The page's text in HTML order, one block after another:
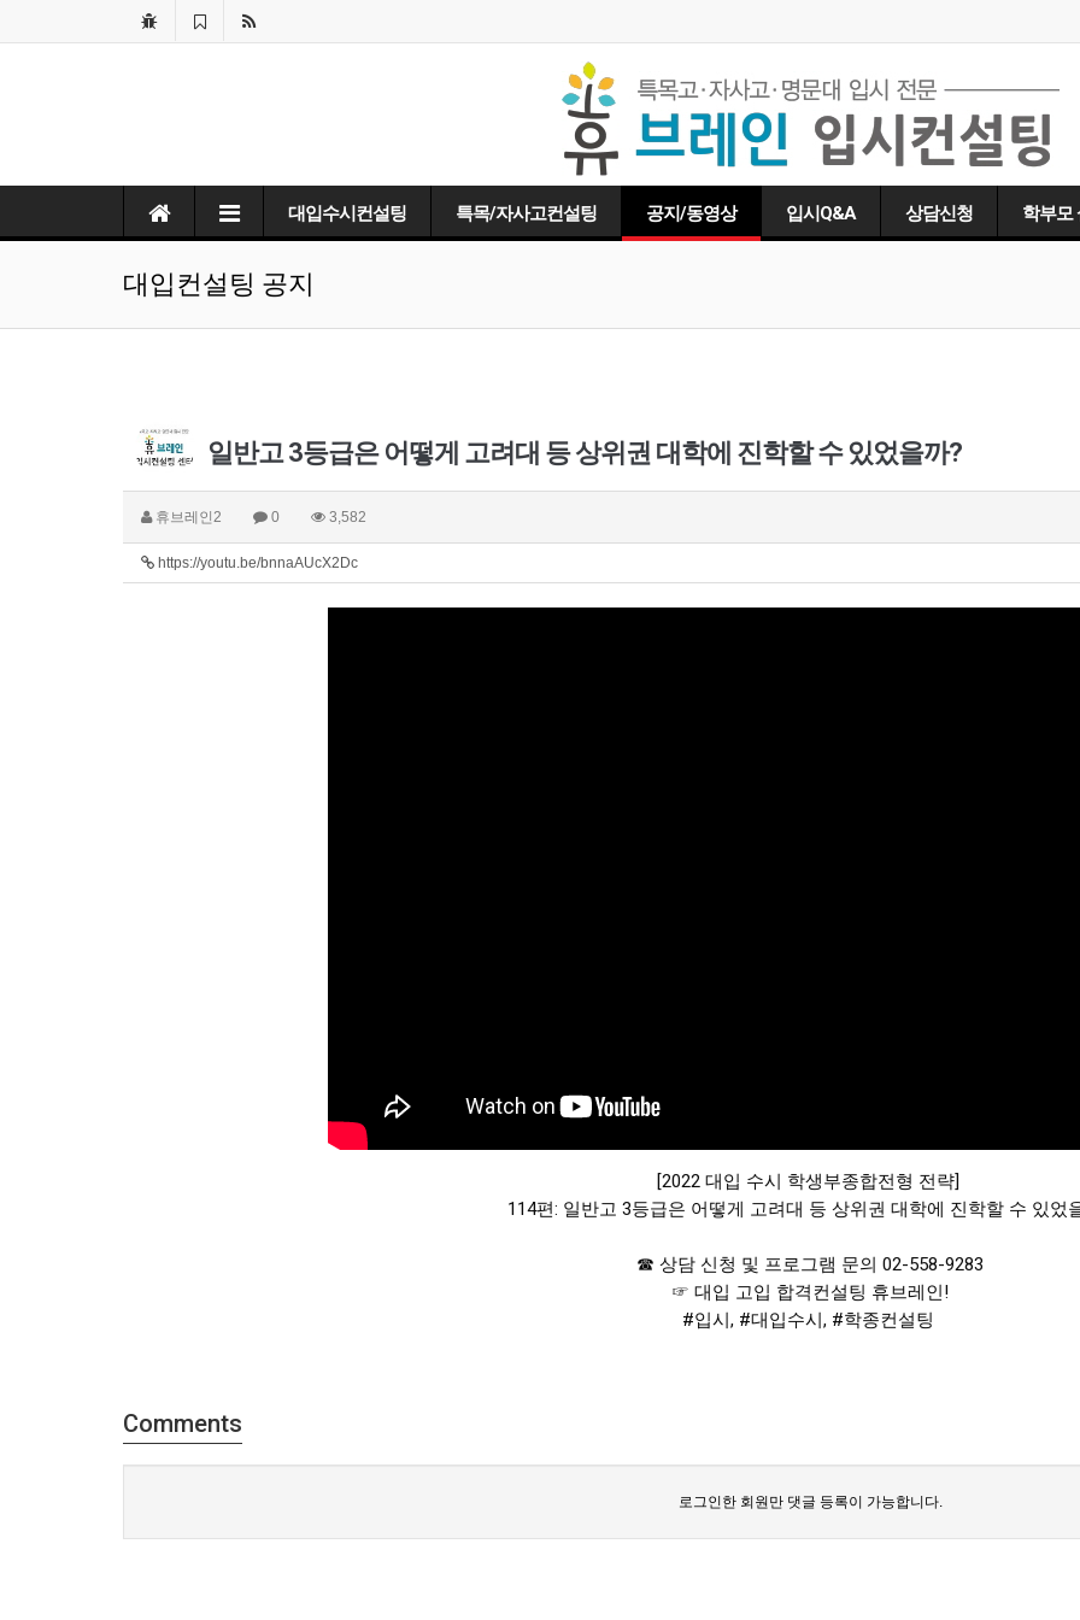
대입수시컨설팅 특목/자사고컨설팅 공지/동영상 입시Q&A 상담신청 학부모
대입컨설팅 공지
일반고 3등급은 어떻게 고려대 등 상위권 대학에 진학할 수 있었을까?
휴브레인2 0 3,582
https://youtu.be/bnnaAUcX2Dc
[2022 대입 수시 학생부종합전형 전략]
114편: 일반고 3등급은 어떻게 고려대 등 상위권 대학에 진학할 수 있었
☎ 상담 신청 및 프로그램 문의 02-558-9283
#입시, #대입수시, #학종컨설팅
Comments
로그인한 회원만 댓글 등록이 가능합니다.